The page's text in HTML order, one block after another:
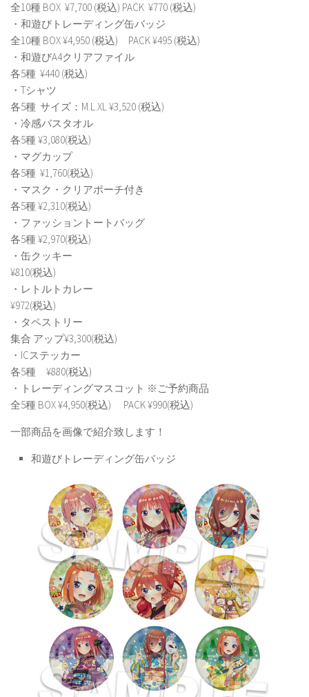
全10種 BOX ¥7,700 (税込) PACK ¥770 (税込)
・和遊びトレーディング缶バッジ
全10種 BOX ¥4,950 (税込) PACK ¥495 (税込)
・和遊びA4クリアファイル
各5種 ¥440 (税込)
・Tシャツ
各5種 サイズ：M.L.XL ¥3,520 (税込)
・冷感バスタオル
各5種 ¥3,080(税込)
・マグカップ
各5種 ¥1,760(税込)
・マスク・クリアポーチ付き
各5種 ¥2,310(税込)
・ファッショントートバッグ
各5種 ¥2,970(税込)
・缶クッキー
¥810(税込)
・レトルトカレー
¥972(税込)
・タペストリー
集合 アップ¥3,300(税込)
・ICステッカー
各5種 ¥880(税込)
・トレーディングマスコット ※ご予約商品
全5種 BOX ¥4,950(税込) PACK ¥990(税込)
一部商品を画像で紹介致します！
和遊びトレーディング缶バッジ